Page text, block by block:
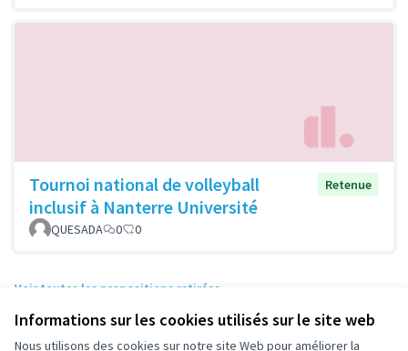
Informations sur les cookies utilisés sur le site web
Nous utilisons des cookies sur notre site Web pour améliorer la
Tournoi national de volleyball
inclusif à Nanterre Université
Retenue
QUESADA 0 0
Voir toutes les propositions retirées